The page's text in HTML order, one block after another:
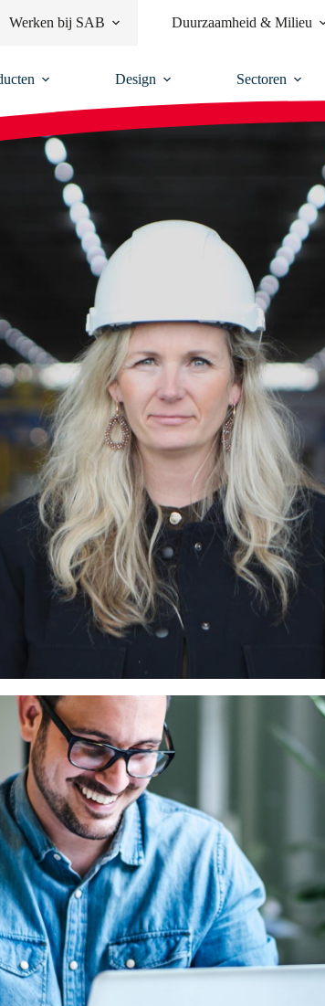
Werken bij SAB Duurzaamheid & Milieu
Design Sectoren